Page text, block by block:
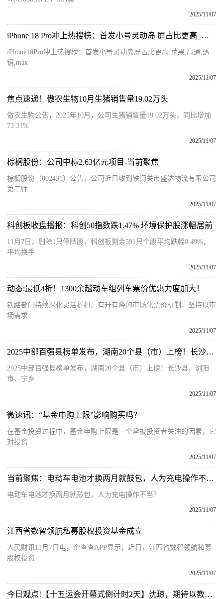
2025/11/07
iPhone 18 Pro冲上热搜榜：首发小号灵动岛 屏占比更高_每日短讯
iPhone18Pro冲上热搜榜：首发小号灵动岛屏占比更高,苹果,高通,透
镜,max
2025/11/07
焦点速递！傲农生物10月生猪销售量19.02万头
傲农生物公告，2025年10月，公司生猪销售量19 02万头，同比增加
73 31%
2025/11/07
棕榈股份：公司中标2.63亿元项目-当前聚焦
棕榈股份（002431）公告，公司近日收到铁门关市盛达物流有限公司
第二师
2025/11/07
科创板收盘播报：科创50指数跌1.47% 环境保护股涨幅居前
11月7日，剔除1只停牌股，科创板剩余591只个股平均跌幅0 49%，
平均换手
2025/11/07
动态:最低4折！1300余趟动车组列车票价优惠力度加大！
铁路部门持续深化灵活折扣、有升有降的市场化票价机制，坚持以市
场需求
2025/11/07
2025中部百强县榜单发布，湖南20个县（市）上榜！长沙县、浏阳市、宁乡市包揽前三！
2025中部百强县榜单发布，湖南20个县（市）上榜！长沙县、浏阳
市、宁乡
2025/11/07
微速讯：“基金申购上限”影响购买吗？
在基金投资过程中，基金申购上限是一个常被投资者关注的因素，它
对投资
2025/11/07
当前聚焦：电动车电池才换两月就鼓包，人为充电操作不当？
电动车电池才换两月就鼓包，人为充电操作不当？
2025/11/07
江西省数智领航私募股权投资基金成立
人民财讯11月7日电，企查查APP显示，近日，江西省数智领航私募
股权投资
2025/11/07
今日观点!【十五运会开幕式倒计时2天】沈琼，期待以教练身份再度卫冕